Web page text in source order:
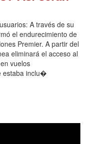
A través de su
el endurecimiento de
Premier. A partir del
eliminará el acceso al
vuelos
estaba inclu�